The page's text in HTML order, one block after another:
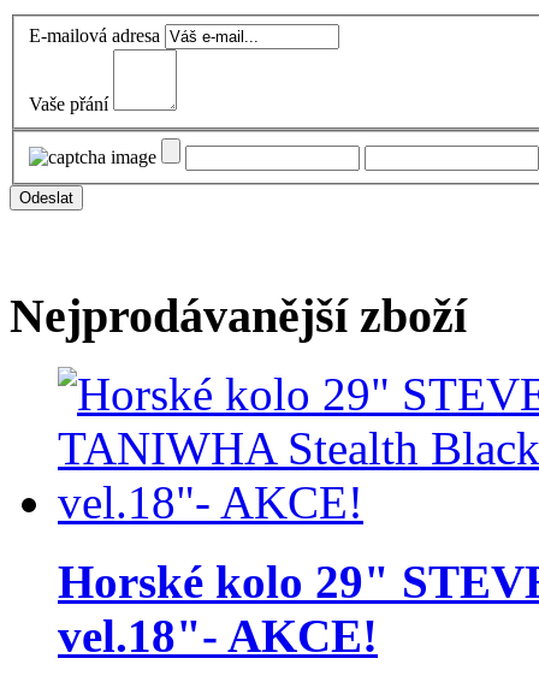
E-mailová adresa
Vaše přání
Nejprodávanější zboží
Horské kolo 29"
vel.18"- AKCE!